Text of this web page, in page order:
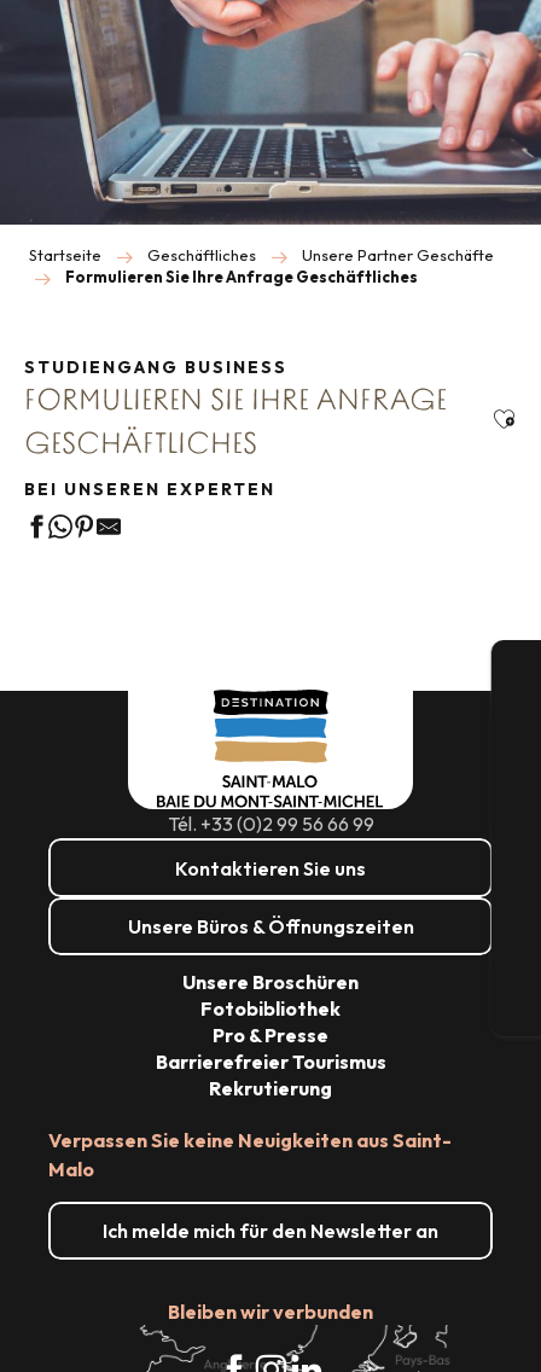
Startseite Geschäftliches
Unsere Partner Geschäfte
Formulieren Sie Ihre Anfrage Geschäftliches
STUDIENGANG BUSINESS
FORMULIEREN SIE IHRE ANFRAGE
GESCHÄFTLICHES
BEI UNSEREN EXPERTEN
Tél. +33 (0)2 99 56 66 99
Kontaktieren Sie uns
Unsere Büros & Öffnungszeiten
Verpassen Sie keine Neuigkeiten aus Saint-
Malo
Ich melde mich für den Newsletter an
Bleiben wir verbunden
Unsere Broschüren
Fotobibliothek
Pro & Presse
Barrierefreier Tourismus
Rekrutierung